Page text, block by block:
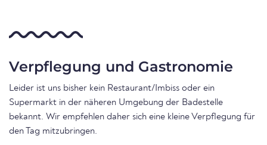
Verpflegung und Gastronomie
Leider ist uns bisher kein Restaurant/Imbiss oder ein
Supermarkt in der näheren Umgebung der Badestelle
bekannt. Wir empfehlen daher sich eine kleine Verpflegung für
den Tag mitzubringen.